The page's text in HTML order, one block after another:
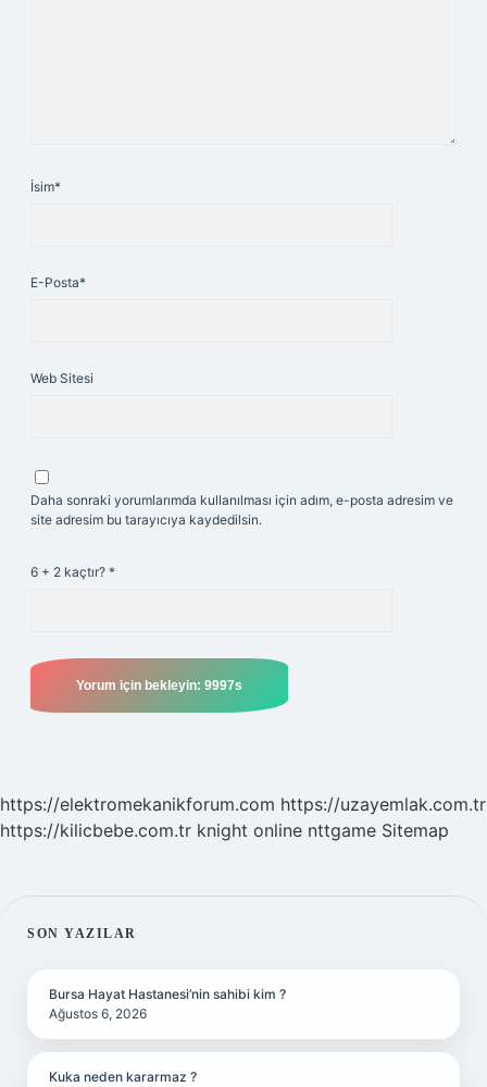
İsim*
E-Posta*
Web Sitesi
Daha sonraki yorumlarımda kullanılması için adım, e-posta adresim ve
site adresim bu tarayıcıya kaydedilsin.
6 + 2 kaçtır? *
https://elektromekanikforum.com https://uzayemlak.com.tr
https://kilicbebe.com.tr knight online nttgame Sitemap
SIDEBAR
SON YAZILAR
Bursa Hayat Hastanesi’nin sahibi kim ?
Ağustos 6, 2026
Kuka neden kararmaz ?